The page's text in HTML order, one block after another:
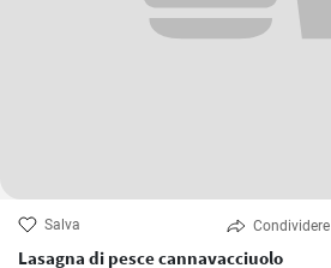
Salva Condividere
Lasagna di pesce cannavacciuolo